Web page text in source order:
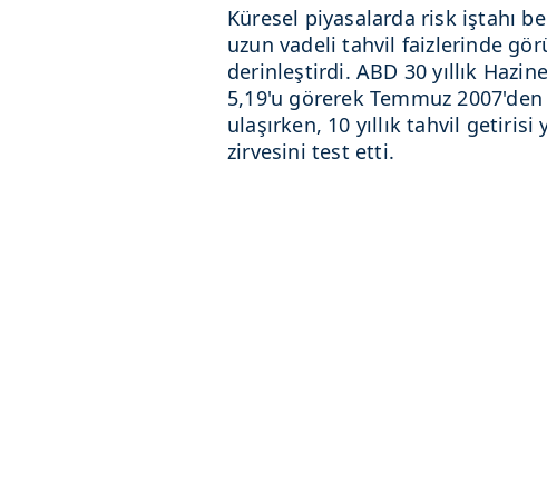
Küresel piyasalarda risk iştahı
uzun vadeli tahvil faizlerinde
derinleştirdi. ABD 30 yıllık
5,19'u görerek Temmuz
ulaşırken, 10 yıllık tahvil
zirvesini test etti.